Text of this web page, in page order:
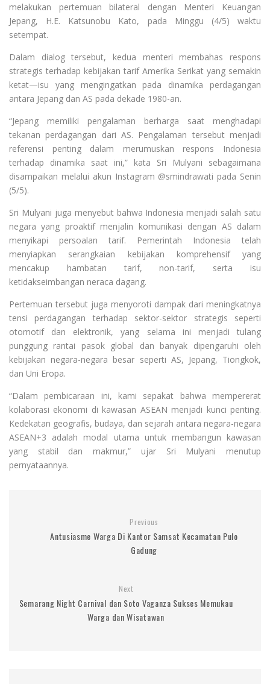
melakukan pertemuan bilateral dengan Menteri Keuangan
Jepang, H.E. Katsunobu Kato, pada Minggu (4/5) waktu
setempat.
Dalam dialog tersebut, kedua menteri membahas respons
strategis terhadap kebijakan tarif Amerika Serikat yang semakin
ketat—isu yang mengingatkan pada dinamika perdagangan
antara Jepang dan AS pada dekade 1980-an.
“Jepang memiliki pengalaman berharga saat menghadapi
tekanan perdagangan dari AS. Pengalaman tersebut menjadi
referensi penting dalam merumuskan respons Indonesia
terhadap dinamika saat ini,” kata Sri Mulyani sebagaimana
disampaikan melalui akun Instagram @smindrawati pada Senin
(5/5).
Sri Mulyani juga menyebut bahwa Indonesia menjadi salah satu
negara yang proaktif menjalin komunikasi dengan AS dalam
menyikapi persoalan tarif. Pemerintah Indonesia telah
menyiapkan serangkaian kebijakan komprehensif yang
mencakup hambatan tarif, non-tarif, serta isu
ketidakseimbangan neraca dagang.
Pertemuan tersebut juga menyoroti dampak dari meningkatnya
tensi perdagangan terhadap sektor-sektor strategis seperti
otomotif dan elektronik, yang selama ini menjadi tulang
punggung rantai pasok global dan banyak dipengaruhi oleh
kebijakan negara-negara besar seperti AS, Jepang, Tiongkok,
dan Uni Eropa.
“Dalam pembicaraan ini, kami sepakat bahwa mempererat
kolaborasi ekonomi di kawasan ASEAN menjadi kunci penting.
Kedekatan geografis, budaya, dan sejarah antara negara-negara
ASEAN+3 adalah modal utama untuk membangun kawasan
yang stabil dan makmur,” ujar Sri Mulyani menutup
pernyataannya.
Previous
Antusiasme Warga Di Kantor Samsat Kecamatan Pulo
Gadung
Next
Semarang Night Carnival dan Soto Vaganza Sukses Memukau
Warga dan Wisatawan